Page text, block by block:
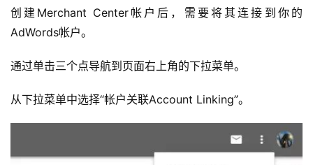
创建Merchant Center帐户后，需要将其连接到你的
AdWords帐户。
通过单击三个点导航到页面右上角的下拉菜单。
从下拉菜单中选择“帐户关联Account Linking”。